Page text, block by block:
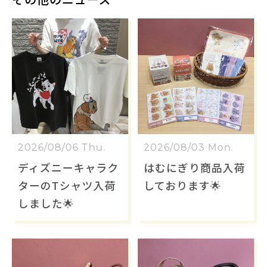
2026/08/06 Thu.
ディズニーキャラク
ターのTシャツ入荷
しました🌟
2026/08/03 Mon.
はむにぎり商品入荷
しております🌟